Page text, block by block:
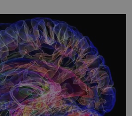
Je jaro roku 1945, druhá
konci. Jezero Stolpsee